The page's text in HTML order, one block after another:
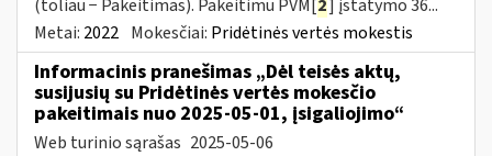
(toliau − Pakeitimas). Pakeitimu PVM[ 2 ] įstatymo 36...
Metai: 2022 Mokesčiai: Pridėtinės vertės mokestis
Informacinis pranešimas „Dėl teisės aktų,
susijusių su Pridėtinės vertės mokesčio
pakeitimais nuo 2025-05-01, įsigaliojimo“
Web turinio sąrašas 2025-05-06